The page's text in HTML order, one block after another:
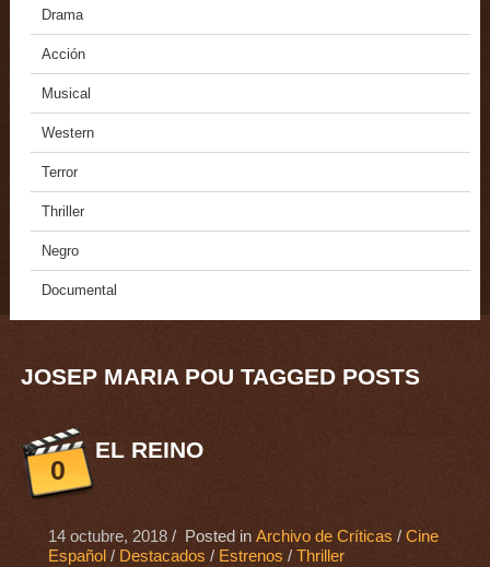
Drama
Acción
Musical
Western
Terror
Thriller
Negro
Documental
JOSEP MARIA POU TAGGED POSTS
0
EL REINO
14 octubre, 2018/ Posted in Archivo de Críticas / Cine
Español / Destacados / Estrenos / Thriller